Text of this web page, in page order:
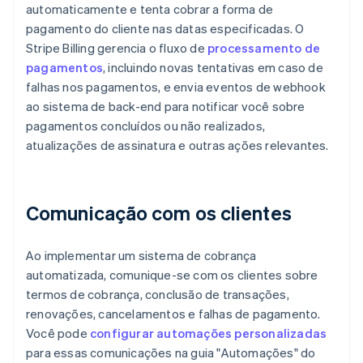
automaticamente e tenta cobrar a forma de
pagamento do cliente nas datas especificadas. O
Stripe Billing gerencia o fluxo de processamento de
pagamentos, incluindo novas tentativas em caso de
falhas nos pagamentos, e envia eventos de webhook
ao sistema de back-end para notificar você sobre
pagamentos concluídos ou não realizados,
atualizações de assinatura e outras ações relevantes.
Comunicação com os clientes
Ao implementar um sistema de cobrança
automatizada, comunique-se com os clientes sobre
termos de cobrança, conclusão de transações,
renovações, cancelamentos e falhas de pagamento.
Você pode configurar automações personalizadas
para essas comunicações na guia "Automações" do